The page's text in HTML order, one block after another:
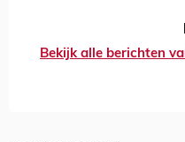
Bekijk alle berichten